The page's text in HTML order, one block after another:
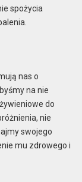
spożycia
nas o
na nie
do
nie
swojego
mu zdrowego i